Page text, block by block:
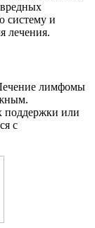
систему и
лечения.
лимфомы
поддержки или
с